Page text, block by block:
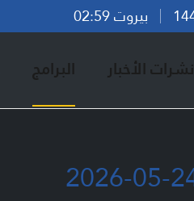
بيروت 02:59
نشرات الأخبار البرامج